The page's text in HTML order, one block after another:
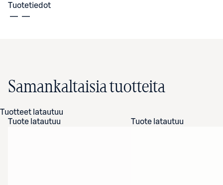
Tuotetiedot
Samankaltaisia tuotteita
Tuotteet latautuu
Tuote latautuu
Tuote latautuu